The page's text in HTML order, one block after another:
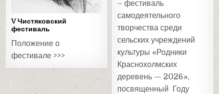
V Чистяковский
фестиваль
Положение о
фестивале >>>
– фестиваль
самодеятельного
творчества среди
сельских учреждений
культуры «Родники
Краснохолмских
деревень — 2026»,
посвященный Году